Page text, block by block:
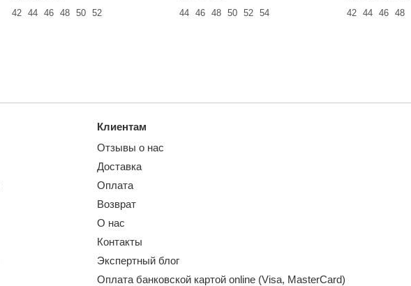
42
44 46 48 50 52
44
46 48 50 52 54
42
44 46 48
Клиентам
Отзывы о нас
Доставка
Оплата
Возврат
О нас
Контакты
Экспертный блог
Оплата банковской картой online (Visa, MasterCard)